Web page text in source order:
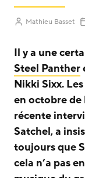
Mathieu Basset
Il y a une
Steel Panther
Nikki Sixx.
en octobre de
récente
Satchel, a
toujours que
cela n’a pas